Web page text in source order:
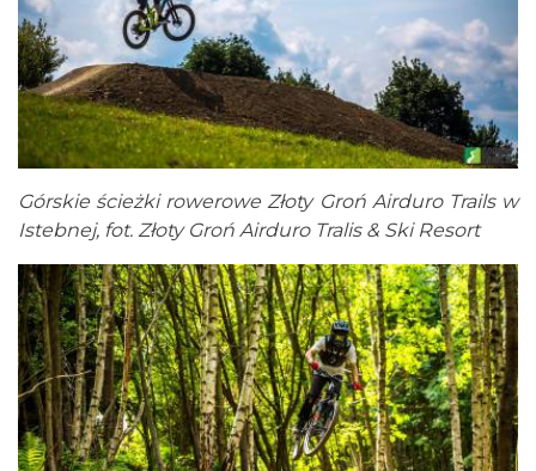
Górskie ścieżki rowerowe Złoty Groń Airduro Trails w
Istebnej, fot. Złoty Groń Airduro Tralis & Ski Resort